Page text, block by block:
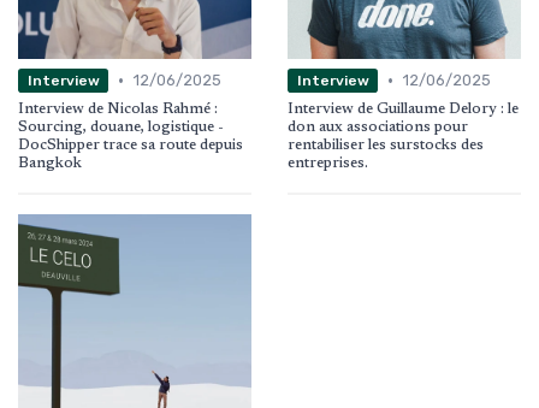
Interview • 12/06/2025
Interview de Nicolas Rahmé :
Sourcing, douane, logistique -
DocShipper trace sa route depuis
Bangkok
Interview • 12/06/2025
Interview de Guillaume Delory : le
don aux associations pour
rentabiliser les surstocks des
entreprises.